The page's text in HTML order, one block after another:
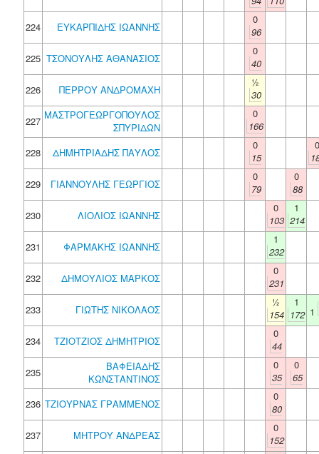
224
ΕΥΚΑΡΠΙΔΗΣ ΙΩΑΝΝΗΣ
0
96
225 ΤΣΟΝΟΥΛΗΣ ΑΘΑΝΑΣΙΟΣ
0
40
226
ΠΕΡΡΟΥ ΑΝΔΡΟΜΑΧΗ
½
30
227 ΜΑΣΤΡΟΓΕΩΡΓΟΠΟΥΛΟΣ
ΣΠΥΡΙΔΩΝ
0
166
228
ΔΗΜΗΤΡΙΑΔΗΣ ΠΑΥΛΟΣ
0
15
0
229
ΓΙΑΝΝΟΥΛΗΣ ΓΕΩΡΓΙΟΣ
0
79
0
88
230
ΛΙΟΛΙΟΣ ΙΩΑΝΝΗΣ
0
103
1
214
231
ΦΑΡΜΑΚΗΣ ΙΩΑΝΝΗΣ
1
232
232
ΔΗΜΟΥΛΙΟΣ ΜΑΡΚΟΣ
0
231
233
ΓΙΩΤΗΣ ΝΙΚΟΛΑΟΣ
½
154
1
172 1
234 ΤΖΙΟΤΖΙΟΣ ΔΗΜΗΤΡΙΟΣ
0
44
235
ΒΑΦΕΙΑΔΗΣ
ΚΩΝΣΤΑΝΤΙΝΟΣ
0
35
0
65
236 ΤΖΙΟΥΡΝΑΣ ΓΡΑΜΜΕΝΟΣ
0
80
237
ΜΗΤΡΟΥ ΑΝΔΡΕΑΣ
0
152